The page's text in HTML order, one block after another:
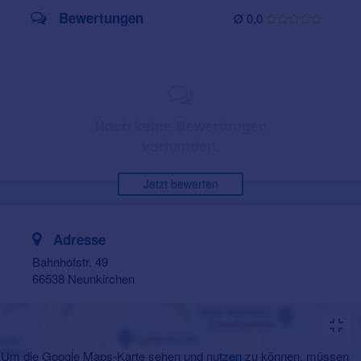
Ø 0,0
Bewertungen
Jetzt bewerten
Adresse
Bahnhofstr. 49
66538 Neunkirchen
Um die Google Maps-Karte sehen und nutzen zu können, müssen